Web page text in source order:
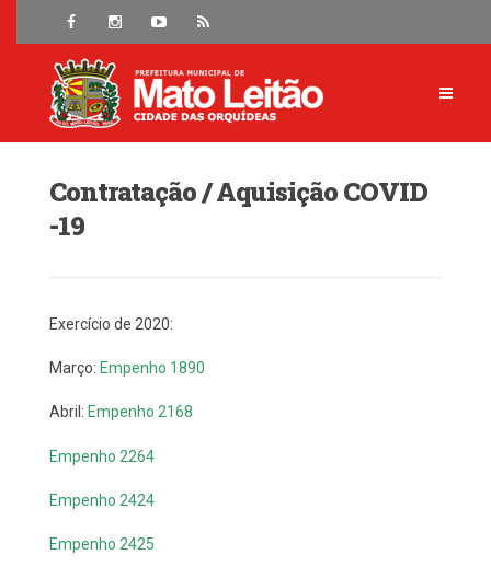
Contratação / Aquisição COVID
-19
Exercício de 2020:
Março: Empenho 1890
Abril: Empenho 2168
Empenho 2264
Empenho 2424
Empenho 2425